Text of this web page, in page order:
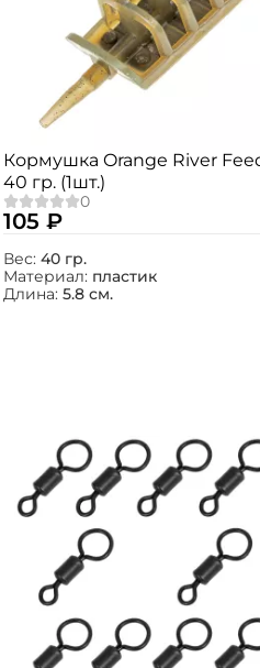
Кормушка Orange River
40 гр. (1шт.)
105 ₽
Вес: 40 гр.
Материал: пластик
Длина: 5.8 см.